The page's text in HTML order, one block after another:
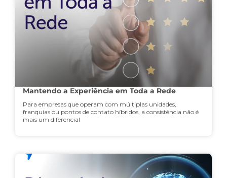
Mantendo a Experiência em Toda a Rede
Para empresas que operam com múltiplas unidades,
franquias ou pontos de contato híbridos, a consistência não é
mais um diferencial